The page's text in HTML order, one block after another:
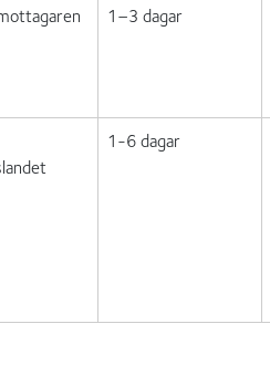
1–3 dagar
1-6 dagar